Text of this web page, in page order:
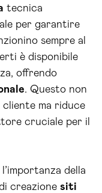
tecnica
per garantire
sempre al
è disponibile
offrendo
. Questo non
cliente ma riduce
cruciale per il
della
creazione siti